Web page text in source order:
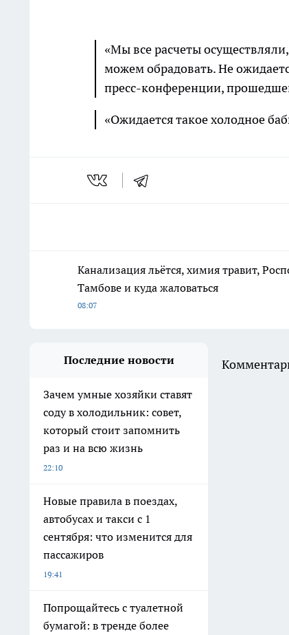
«Мы все расчеты
можем обрадовать. Не
пресс-конференции,
«Ожидается такое холодное
Канализация льётся, химия травит,
Тамбове и куда жаловаться
08:07
Последние новости
Зачем умные хозяйки ставят
соду в холодильник: совет,
который стоит запомнить
раз и на всю жизнь
22:10
Новые правила в поездах,
автобусах и такси с 1
сентября: что изменится для
пассажиров
19:41
Попрощайтесь с туалетной
бумагой: в тренде более